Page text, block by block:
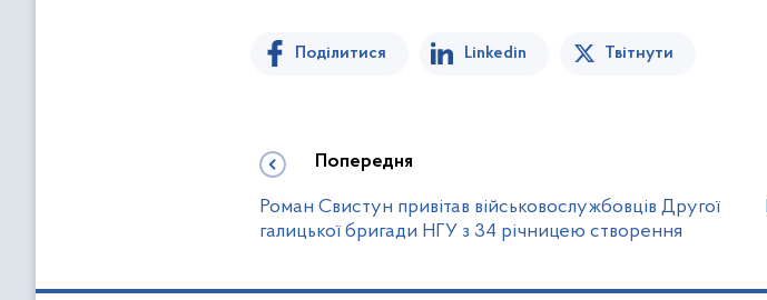
Поділитися Linkedin Твітнути
Попередня
Роман Свистун привітав військовослужбовців Другої
галицької бригади НГУ з 34 річницею створення